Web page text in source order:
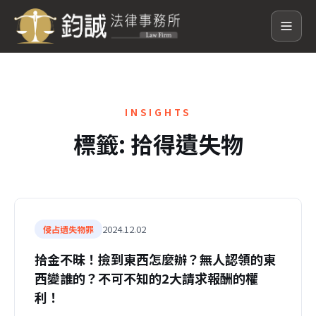
INSIGHTS
標籤: 拾得遺失物
侵占遺失物罪 2024.12.02
拾金不昧！撿到東西怎麼辦？無人認領的東
西變誰的？不可不知的2大請求報酬的權
利！